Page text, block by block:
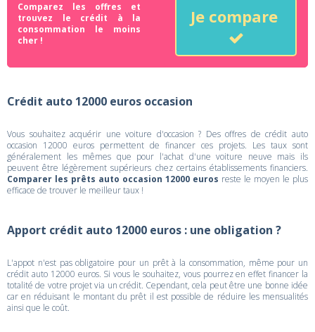
Comparez les offres et
trouvez le crédit à la
consommation le moins
cher !
Je compare
Crédit auto 12000 euros occasion
Vous souhaitez acquérir une voiture d'occasion ? Des offres de crédit auto
occasion 12000 euros permettent de financer ces projets. Les taux sont
généralement les mêmes que pour l'achat d'une voiture neuve mais ils
peuvent être légèrement supérieurs chez certains établissements financiers.
Comparer les prêts auto occasion 12000 euros reste le moyen le plus
efficace de trouver le meilleur taux !
Apport crédit auto 12000 euros : une obligation ?
L'appot n'est pas obligatoire pour un prêt à la consommation, même pour un
crédit auto 12000 euros. Si vous le souhaitez, vous pourrez en effet financer la
totalité de votre projet via un crédit. Cependant, cela peut être une bonne idée
car en réduisant le montant du prêt il est possible de réduire les mensualités
ainsi que le coût.